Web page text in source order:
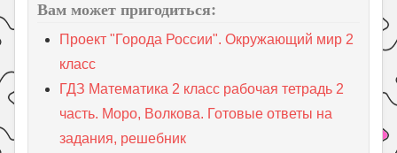
Вам может пригодиться:
Проект "Города России". Окружающий мир 2
класс
ГДЗ Математика 2 класс рабочая тетрадь 2
часть. Моро, Волкова. Готовые ответы на
задания, решебник